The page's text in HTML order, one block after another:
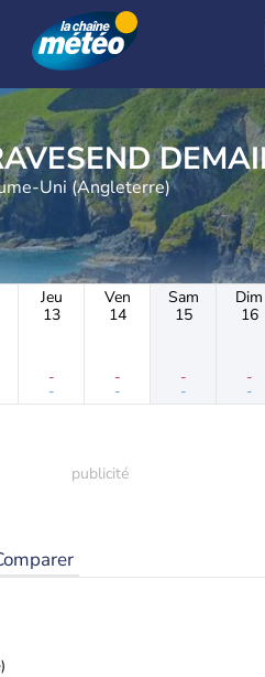
GRAVESEND
Uni (Angleterre)
Jeu
13
-
-
Ven
14
-
-
Sam
15
-
-
Dim
16
-
-